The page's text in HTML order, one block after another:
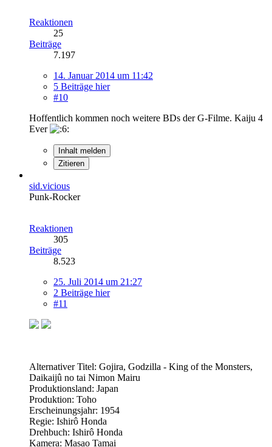
Reaktionen
25
Beiträge
7.197
14. Januar 2014 um 11:42
5 Beiträge hier
#10
Hoffentlich kommen noch weitere BDs der G-Filme. Kaiju 4
Ever
Inhalt melden
Zitieren
sid.vicious
Punk-Rocker
Reaktionen
305
Beiträge
8.523
25. Juli 2014 um 21:27
2 Beiträge hier
#11
Alternativer Titel: Gojira, Godzilla - King of the Monsters,
Daikaijû no tai Nimon Mairu
Produktionsland: Japan
Produktion: Toho
Erscheinungsjahr: 1954
Regie: Ishirô Honda
Drehbuch: Ishirô Honda
Kamera: Masao Tamai